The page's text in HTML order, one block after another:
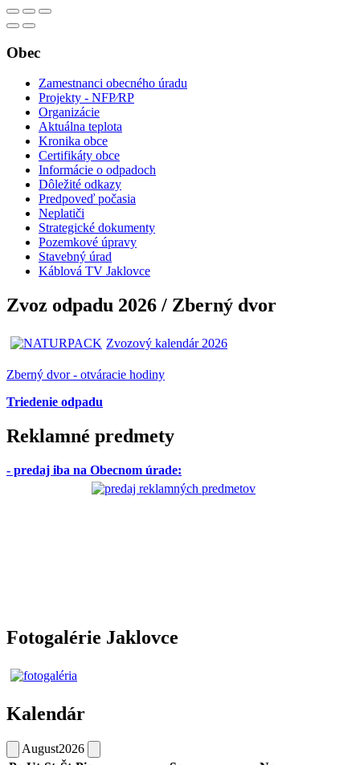
Obec
Zamestnanci obecného úradu
Projekty - NFP⁄RP
Organizácie
Aktuálna teplota
Kronika obce
Certifikáty obce
Informácie o odpadoch
Dôležité odkazy
Predpoveď počasia
Neplatiči
Strategické dokumenty
Pozemkové úpravy
Stavebný úrad
Káblová TV Jaklovce
Zvoz odpadu 2026 / Zberný dvor
Zvozový kalendár 2026
Zberný dvor - otváracie hodiny
Triedenie odpadu
Reklamné predmety
- predaj iba na Obecnom úrade:
Fotogalérie Jaklovce
Kalendár
August2026